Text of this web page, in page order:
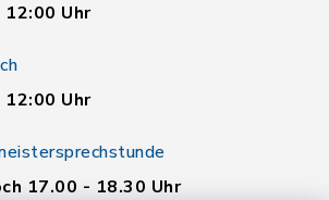
Uhr
Uhr
17.00 - 18.30 Uhr